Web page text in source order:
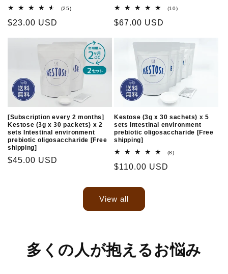
(25)25
Regular
$23.00 USD
(10)10
Regular
$67.00 USD
[Subscription every 2 months]
Kestose (3g x 30 packets) x 2
sets Intestinal environment
prebiotic oligosaccharide [Free
shipping]
Regular
$45.00 USD
Kestose (3g x 30 sachets) x 5
sets Intestinal environment
prebiotic oligosaccharide [Free
shipping]
(8)8
Regular
$110.00 USD
View all
多くの人が抱えるお悩み